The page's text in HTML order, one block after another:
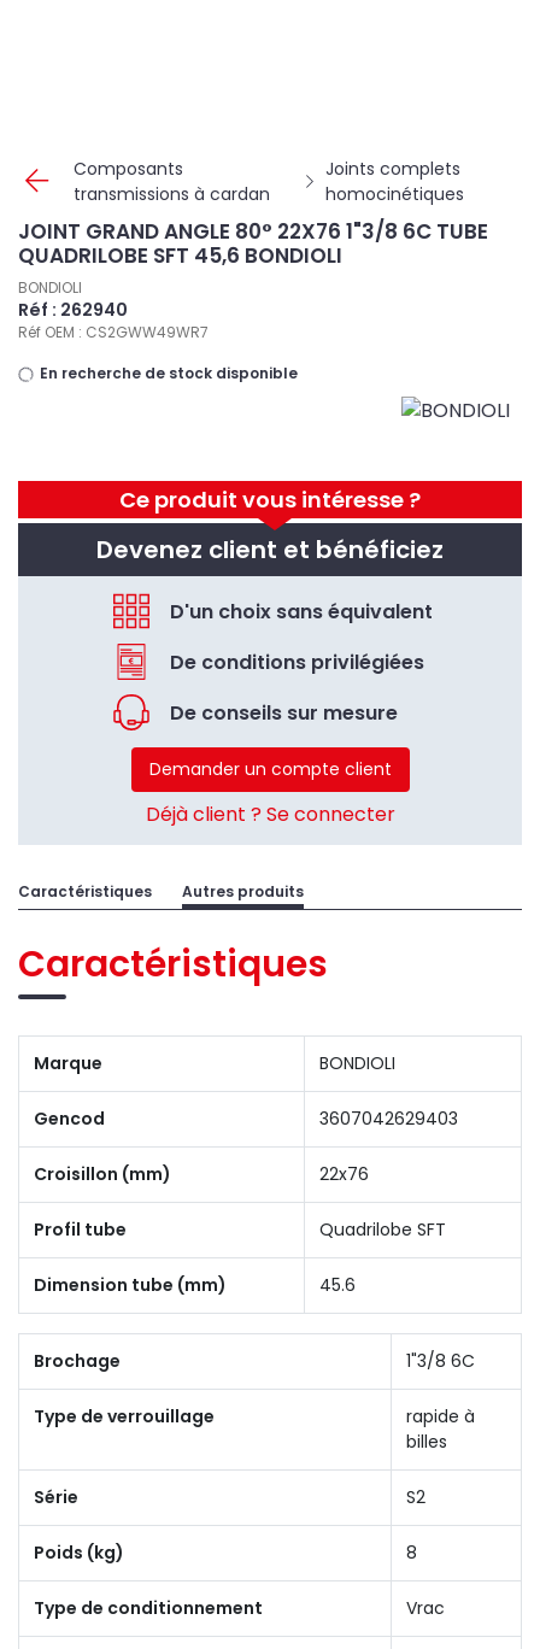
Composants
transmissions à cardan
Joints complets
homocinétiques
Ce produit vous intéresse ?
Devenez client et bénéficiez
D'un choix sans équivalent
De conditions privilégiées
De conseils sur mesure
Demander un compte client
Déjà client ? Se connecter
JOINT GRAND ANGLE 80° 22X76 1"3/8 6C TUBE
QUADRILOBE SFT 45,6 BONDIOLI
BONDIOLI
Réf : 262940
Réf OEM : CS2GWW49WR7
En recherche de stock disponible
Caractéristiques Autres produits
Caractéristiques
Marque BONDIOLI
Gencod 3607042629403
Croisillon (mm) 22x76
Profil tube Quadrilobe SFT
Dimension tube (mm) 45.6
Brochage 1"3/8 6C
Type de verrouillage
rapide à
billes
Série S2
Poids (kg) 8
Type de conditionnement Vrac